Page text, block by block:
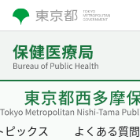
ピックス よくある質問